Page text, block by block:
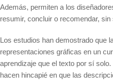
Además, permiten a los
resumir, concluir o recomendar,
Los estudios han demostrado que
representaciones gráficas en un
aprendizaje que el texto por sí
hacen hincapié en que las